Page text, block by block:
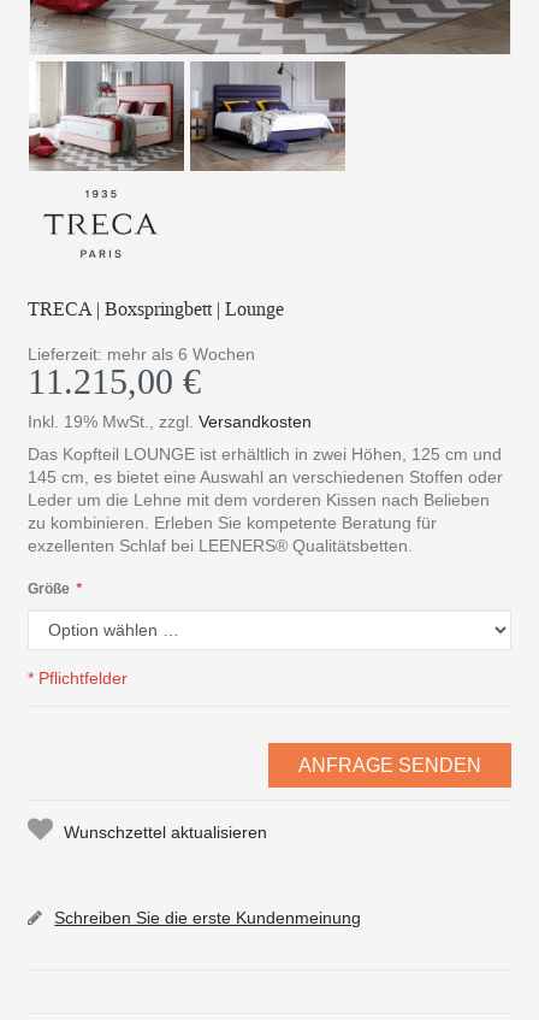
TRECA | Boxspringbett | Lounge
Lieferzeit: mehr als 6 Wochen
11.215,00 €
Inkl. 19% MwSt. ,zzgl.Versandkosten
Das Kopfteil LOUNGE ist erhältlich in zwei Höhen, 125 cm und
145 cm, es bietet eine Auswahl an verschiedenen Stoffen oder
Leder um die Lehne mit dem vorderen Kissen nach Belieben
zu kombinieren. Erleben Sie kompetente Beratung für
exzellenten Schlaf bei LEENERS® Qualitätsbetten.
*
Größe
* Pflichtfelder
ANFRAGE SENDEN
Wunschzettel aktualisieren
Schreiben Sie die erste Kundenmeinung